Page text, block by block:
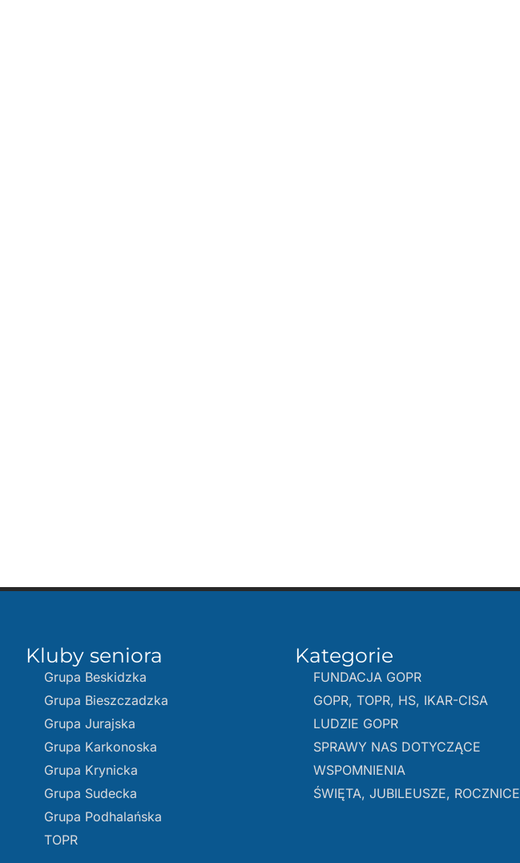
Kluby seniora
Grupa Beskidzka​
Grupa Bieszczadzka
Grupa Jurajska
Grupa Karkonoska
Grupa Krynicka
Grupa Sudecka
Grupa Podhalańska
TOPR
Kategorie
FUNDACJA GOPR
GOPR, TOPR, HS, IKAR-CISA
LUDZIE GOPR
SPRAWY NAS DOTYCZĄCE
WSPOMNIENIA
ŚWIĘTA, JUBILEUSZE, ROCZNICE